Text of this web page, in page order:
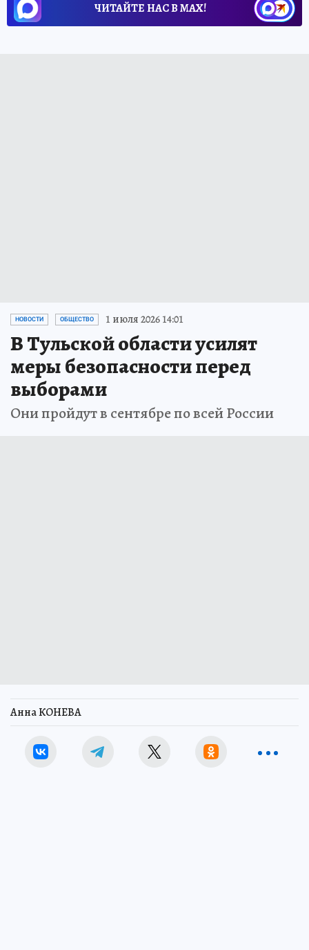
ЧИТАЙТЕ НАС В МАХ!
НОВОСТИ ОБЩЕСТВО 1 июля 2026 14:01
В Тульской области усилят
меры безопасности перед
выборами
Они пройдут в сентябре по всей России
Анна КОНЕВА